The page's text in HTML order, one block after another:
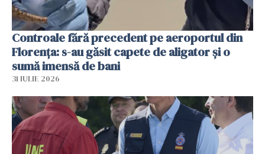
Controale fără precedent pe aeroportul din
Florența: s-au găsit capete de aligator și o
sumă imensă de bani
31 IULIE 2026